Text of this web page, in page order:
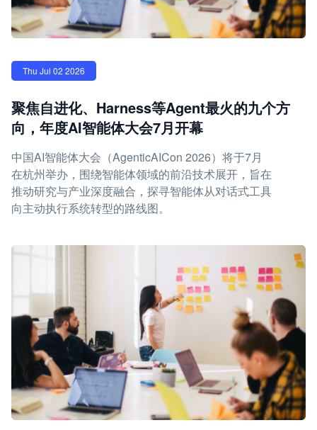
Thu Jul 02 2026
聚焦自进化、Harness等Agent最火的九个方
向，年度AI智能体大会7月开幕
中国AI智能体大会（AgenticAICon 2026）将于7月
在杭州举办，围绕智能体领域的前沿技术展开，旨在
推动研究与产业深度融合，探寻智能体从对话式工具
向主动执行系统转型的路线图。